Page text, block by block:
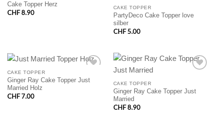
Cake Topper Herz
CHF8.90
CAKE TOPPER
PartyDeco Cake Topper love
silber
CHF5.00
CAKE TOPPER
Ginger Ray Cake Topper Just
Married Holz
CHF7.00
CAKE TOPPER
Ginger Ray Cake Topper Just
Married
CHF8.90